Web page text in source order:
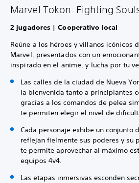
Marvel Tokon: Fighting
2 jugadores | Cooperativo local
Reúne a los héroes y villanos icónicos
Marvel, presentados con un
inspirado en el anime, y lucha por tu
Las calles de la ciudad de Nueva
la bienvenida tanto a principiantes
gracias a los comandos de pelea
te permiten elegir el nivel de
Cada personaje exhibe un conjunto
reflejan fielmente sus poderes y su
te permite aprovechar al máximo
equipos 4v4.
Las etapas inmersivas esconden